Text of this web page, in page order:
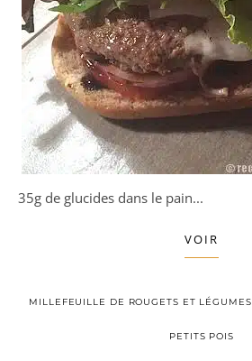
35g de glucides dans le pain...
VOIR
MILLEFEUILLE DE ROUGETS ET
PETITS POIS